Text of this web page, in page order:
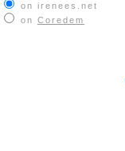
on irenees.net
on Coredem